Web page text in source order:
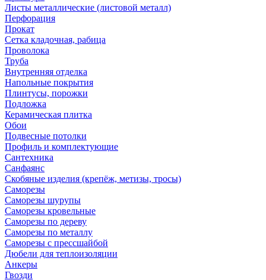
Листы металлические (листовой металл)
Перфорация
Прокат
Сетка кладочная, рабица
Проволока
Труба
Внутренняя отделка
Напольные покрытия
Плинтусы, порожки
Подложка
Керамическая плитка
Обои
Подвесные потолки
Профиль и комплектующие
Сантехника
Санфаянс
Скобяные изделия (крепёж, метизы, тросы)
Саморезы
Саморезы шурупы
Саморезы кровельные
Саморезы по дереву
Саморезы по металлу
Саморезы с прессшайбой
Дюбели для теплоизоляции
Анкеры
Гвозди